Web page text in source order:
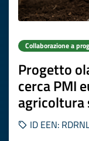
Collaborazione a
Progetto
cerca PMI
agricoltura
ID EEN: